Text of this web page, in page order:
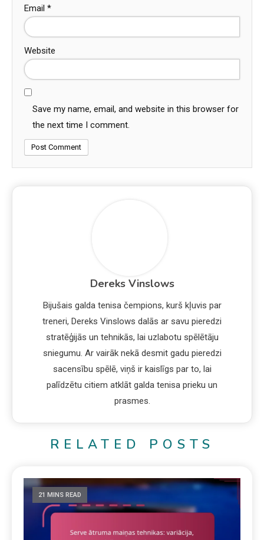
Email *
Website
Save my name, email, and website in this browser for
the next time I comment.
Dereks Vinslows
Bijušais galda tenisa čempions, kurš kļuvis par
treneri, Dereks Vinslows dalās ar savu pieredzi
stratēģijās un tehnikās, lai uzlabotu spēlētāju
sniegumu. Ar vairāk nekā desmit gadu pieredzi
sacensību spēlē, viņš ir kaislīgs par to, lai
palīdzētu citiem atklāt galda tenisa prieku un
prasmes.
RELATED POSTS
21 MINS READ